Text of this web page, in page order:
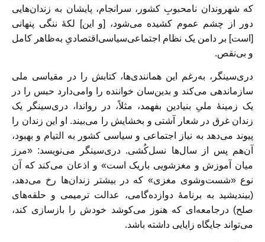
که شهروندان نامحبوبِ کشور، سرانجام، پایشان به زندان‌هایی
دور از چشم عموم کشیده می‌شود، [و این] لکۀ ننگی پنهانی
[است] بر دامن یک نظام اجتماعی‌سیاسی‌اقتصادیِ به‌ظاهر کامل
و بی‌نقص.
دری‌سینگر، به‌رغم این همانندی‌ها، کتابش را در مقیاسی ملی
سازماندهی می‌کند و بدین‌سان خواننده را وامی‌دارد حبس را در
یک زمینۀ ملیِ بنیادین بفهمد، مثلاً، در رواندا، دری‌سینگر یک
زندان غرق در شعار آشتی و بخشایش را می‌بیند. او این زندان را
پیوند می‌دهد به نیاز اجتماعی و سیاسی کشور به التیام و بهبود،
آن‌هم پس از سال‌ها نسل‌کُشی. دری‌سینگر می‌نویسد: «مرز
میان آموزش و مغزشویی باریک است» و اذعان می‌کند که آن
نوع «شست‌وشوی مغزی» که در بیشتر زندان‌ها رخ می‌دهد،
(بیندیشید به برنامۀ دوازده‌گامی، عدالت ترمیمی و حلقه‌های
صلح) درجامعه‌ای که هنوز می‌کوشد خودش را بازسازی کند،
می‌تواند جایگاه زایایی داشته باشد.